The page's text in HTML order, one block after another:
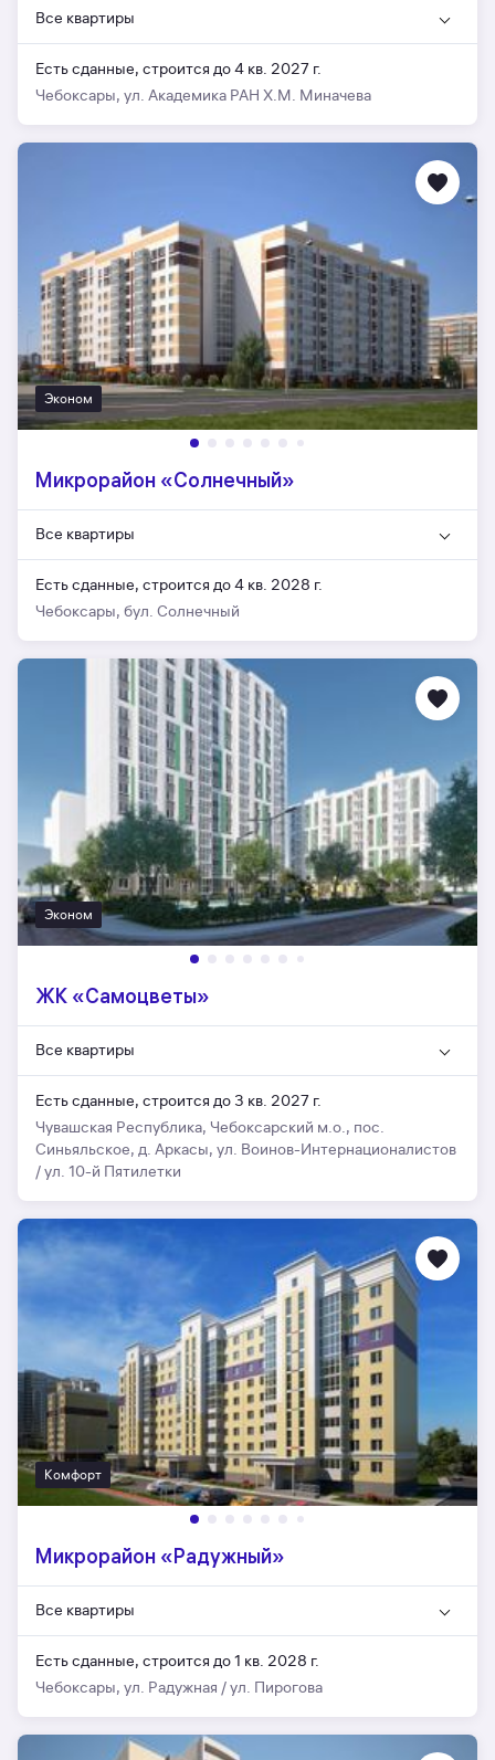
Все квартиры
Есть сданные, строится до 4 кв. 2027 г.
Чебоксары, ул. Академика РАН Х.М. Миначева
Эконом
Микрорайон «Солнечный»
Все квартиры
Есть сданные, строится до 4 кв. 2028 г.
Чебоксары, бул. Солнечный
Эконом
ЖК «Самоцветы»
Все квартиры
Есть сданные, строится до 3 кв. 2027 г.
Чувашская Республика, Чебоксарский м.о., пос.
Синьяльское, д. Аркасы, ул. Воинов-Интернационалистов
/ ул. 10-й Пятилетки
Комфорт
Микрорайон «Радужный»
Все квартиры
Есть сданные, строится до 1 кв. 2028 г.
Чебоксары, ул. Радужная / ул. Пирогова